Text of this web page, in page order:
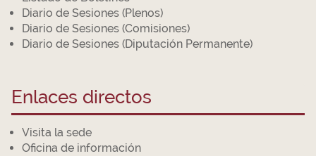
Diario de Sesiones (Plenos)
Diario de Sesiones (Comisiones)
Diario de Sesiones (Diputación Permanente)
Enlaces directos
Visita la sede
Oficina de información